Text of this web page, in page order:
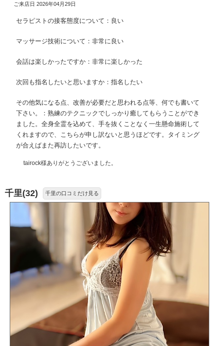
ご来店日 2026年04月29日
セラピストの接客態度について：良い
マッサージ技術について：非常に良い
会話は楽しかったですか：非常に楽しかった
次回も指名したいと思いますか：指名したい
その他気になる点、改善が必要だと思われる点等、何でも書いて
下さい。：熟練のテクニックでしっかり癒してもらうことができ
ました。全身全霊を込めて、手を抜くことなく一生懸命施術して
くれますので、こちらが申し訳ないと思うほどです。タイミング
が合えばまた再訪したいです。
tairock様ありがとうございました。
千里(32) 千里の口コミだけ見る